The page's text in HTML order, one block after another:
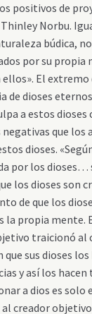
positivos de
Norbu.
búdica,
por su propia
ellos». El
de dioses
a estos dioses
que los
dioses.
por los dioses…
los dioses son
de que los
la propia mente.
traicionó al
sus dioses los
y así los
a dios es solo
creador